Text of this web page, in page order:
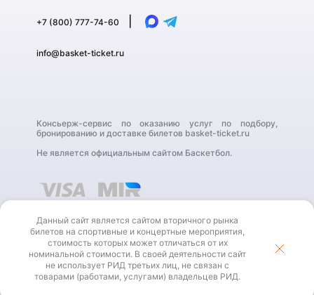
+7 (800) 777-74-60
info@basket-ticket.ru
Консьерж-сервис по оказанию услуг по подбору,
бронированию и доставке билетов basket-ticket.ru
Не является официальным сайтом Баскетбол.
В своей деятельности сайт не использует РИД третьих
лиц, не связан с товарами (работами, услугами)
владельцев РИД.
Данный сайт является сайтом вторичного рынка
билетов на спортивные и концертные мероприятия,
стоимость которых может отличаться от их
номинальной стоимости. В своей деятельности сайт
не использует РИД третьих лиц, не связан с
товарами (работами, услугами) владельцев РИД.